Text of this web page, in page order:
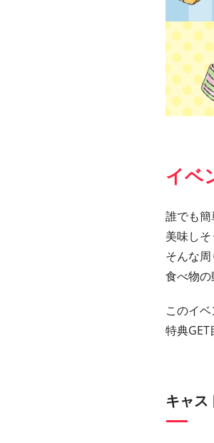
イベ
誰でも
美味し
そんな
食べ物
このイ
特典
キャス